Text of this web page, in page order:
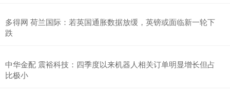
多得网 荷兰国际：若英国通胀数据放缓，英镑或面临新一轮下
跌
中华金配 震裕科技：四季度以来机器人相关订单明显增长但占
比极小